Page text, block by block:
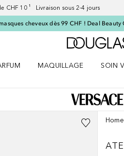
CHF 10 ¹ Livraison sous 2-4 jours
cheveux dès 99 CHF ! Deal Beauty
MAQUILLAGE
SOIN